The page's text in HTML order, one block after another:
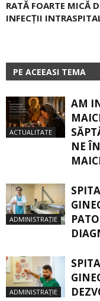
RATĂ FOARTE MICĂ
INFECȚII
PE ACEEASI TEMA
ACTUALITATE
AM
NE
ADMINISTRAȚIE
ADMINISTRAȚIE